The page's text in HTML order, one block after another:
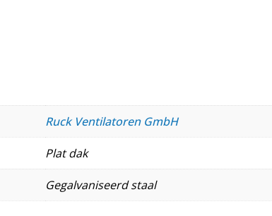
Ruck Ventilatoren GmbH
Plat dak
Gegalvaniseerd staal